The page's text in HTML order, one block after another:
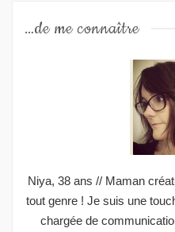
…de me connaître
Niya, 38 ans // Maman
tout genre ! Je suis une
chargée de